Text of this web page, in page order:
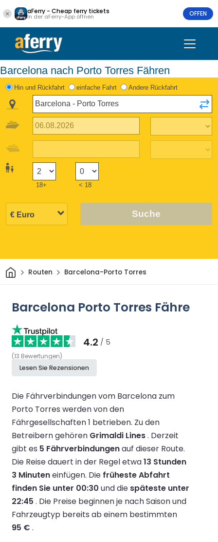
aFerry - Cheap ferry tickets
In der aFerry-App öffnen OFFEN
Barcelona nach Porto Torres Fähren
Hin und Rückfahrt einfache Fahrt Andere Rückfahrt
18+ < 18
Suche
HeimRouten Barcelona-Porto Torres
Barcelona Porto Torres Fähre
4.2 / 5
(13 Bewertungen)
Lesen Sie Rezensionen
Die Fährverbindungen vom Barcelona zum
Porto Torres werden von den
Fährgesellschaften 1 betrieben. Zu den
Betreibern gehören Grimaldi Lines. Derzeit
gibt es 5 Fährverbindungenauf dieser Route.
Die Reise dauert in der Regel etwa13 Stunden
3 Minuteneinfügen. Die früheste Abfahrt
finden Sie unter 00:30 und die späteste unter
22:45 . Die Preise beginnen je nach Saison und
Fahrzeugtyp bereits ab einem bestimmten
95 € .